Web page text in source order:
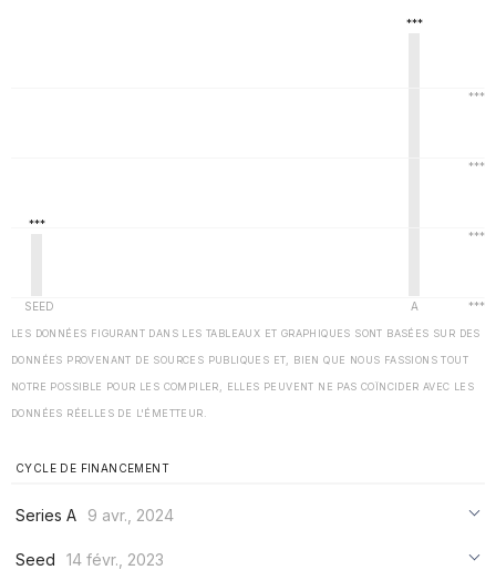
LES DONNÉES FIGURANT DANS LES TABLEAUX ET GRAPHIQUES SONT BASÉES SUR DES
DONNÉES PROVENANT DE SOURCES PUBLIQUES ET, BIEN QUE NOUS FASSIONS TOUT
NOTRE POSSIBLE POUR LES COMPILER, ELLES PEUVENT NE PAS COÏNCIDER AVEC LES
DONNÉES RÉELLES DE L'ÉMETTEUR.
CYCLE DE FINANCEMENT
Series A
9 avr., 2024
***
Seed
14 févr., 2023